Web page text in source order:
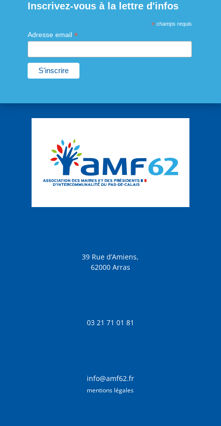
Inscrivez-vous à la lettre d'infos
* champs requis
Adresse email *
39 Rue d’Amiens,
62000 Arras
03 21 71 01 81
info@amf62.fr
mentions légales